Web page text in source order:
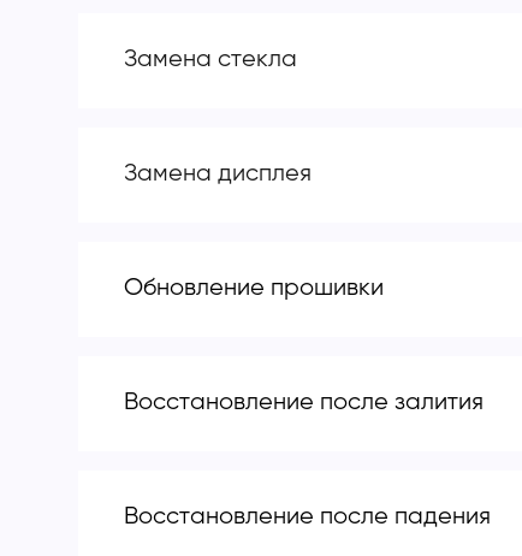
Замена стекла
Замена дисплея
Обновление прошивки
Восстановление после залития
Восстановление после падения